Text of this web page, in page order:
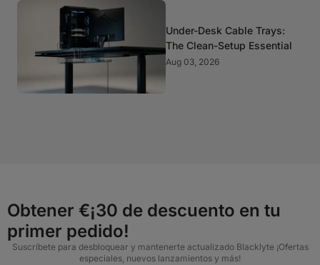
Under-Desk Cable Trays:
The Clean-Setup Essential
Aug 03, 2026
Obtener €¡30 de descuento en tu
primer pedido!
Suscríbete para desbloquear y mantenerte actualizado Blacklyte ¡Ofertas
especiales, nuevos lanzamientos y más!